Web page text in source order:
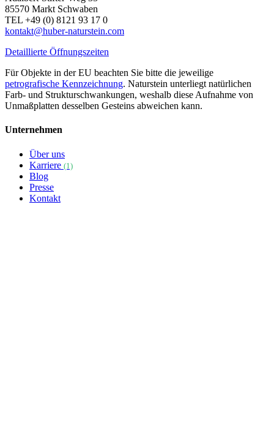
85570 Markt Schwaben
TEL +49 (0) 8121 93 17 0
kontakt@huber-naturstein.com
Detaillierte Öffnungszeiten
Für Objekte in der EU beachten Sie bitte die jeweilige
petrografische Kennzeichnung. Naturstein unterliegt natürlichen
Farb- und Strukturschwankungen, weshalb diese Aufnahme von
Unmaßplatten desselben Gesteins abweichen kann.
Unternehmen
Über uns
Karriere (1)
Blog
Presse
Kontakt